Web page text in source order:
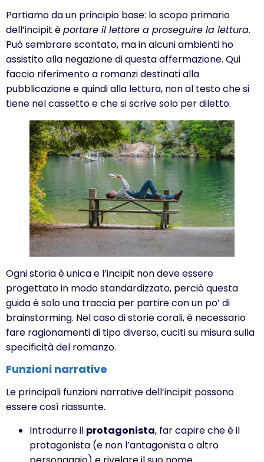
Partiamo da un principio base: lo scopo primario
dell’incipit èportare il lettore a proseguire la lettura.
Può sembrare scontato, ma in alcuni ambienti ho
assistito alla negazione di questa affermazione. Qui
faccio riferimento a romanzi destinati alla
pubblicazione e quindi alla lettura, non al testo che si
tiene nel cassetto e che si scrive solo per diletto.
Ogni storia è unica e l’incipit non deve essere
progettato in modo standardizzato, perciò questa
guida è solo una traccia per partire con un po’ di
brainstorming. Nel caso di storie corali, è necessario
fare ragionamenti di tipo diverso, cuciti su misura sulla
specificità del romanzo.
Funzioni narrative
Le principali funzioni narrative dell’incipit possono
essere così riassunte.
Introdurre il protagonista, far capire che è il
protagonista (e non l’antagonista o altro